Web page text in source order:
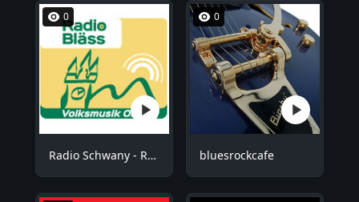
0
Radio Schwany - Radio Bläss
0
bluesrockcafe